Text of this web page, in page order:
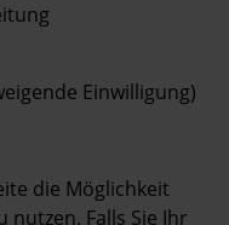
Einwilligung)
die Möglichkeit
nutzen. Falls Sie Ihr